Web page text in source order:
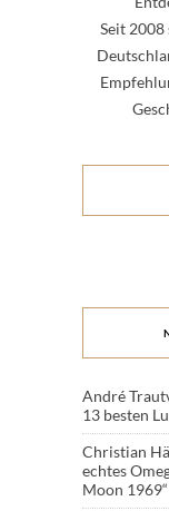
Seit
André
13 besten
Christian
echtes
Moon